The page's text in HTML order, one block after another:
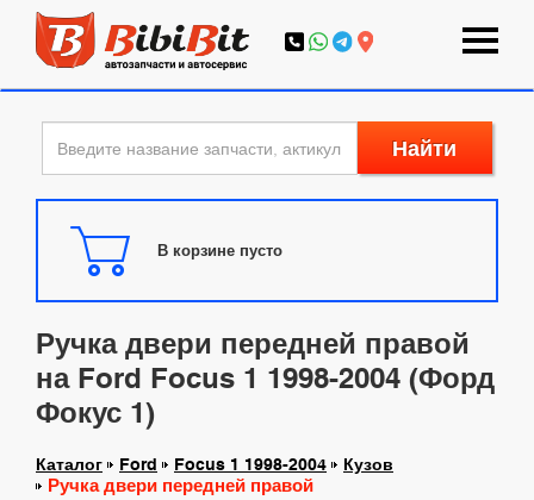
Найти
В корзине пусто
Ручка двери передней правой
на Ford Focus 1 1998-2004 (Форд
Фокус 1)
Каталог Ford Focus 1 1998-2004 Кузов
Ручка двери передней правой